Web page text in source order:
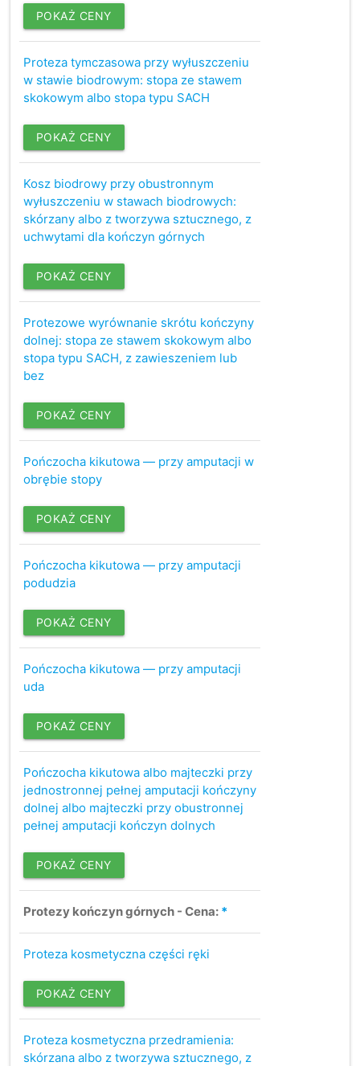
POKAŻ CENY
Proteza tymczasowa przy wyłuszczeniu
w stawie biodrowym: stopa ze stawem
skokowym albo stopa typu SACH
POKAŻ CENY
Kosz biodrowy przy obustronnym
wyłuszczeniu w stawach biodrowych:
skórzany albo z tworzywa sztucznego, z
uchwytami dla kończyn górnych
POKAŻ CENY
Protezowe wyrównanie skrótu kończyny
dolnej: stopa ze stawem skokowym albo
stopa typu SACH, z zawieszeniem lub
bez
POKAŻ CENY
Pończocha kikutowa — przy amputacji w
obrębie stopy
POKAŻ CENY
Pończocha kikutowa — przy amputacji
podudzia
POKAŻ CENY
Pończocha kikutowa — przy amputacji
uda
POKAŻ CENY
Pończocha kikutowa albo majteczki przy
jednostronnej pełnej amputacji kończyny
dolnej albo majteczki przy obustronnej
pełnej amputacji kończyn dolnych
POKAŻ CENY
Protezy kończyn górnych - Cena: *
Proteza kosmetyczna części ręki
POKAŻ CENY
Proteza kosmetyczna przedramienia:
skórzana albo z tworzywa sztucznego, z